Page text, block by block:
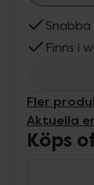
Finns i
Fler
Aktuella
Köps